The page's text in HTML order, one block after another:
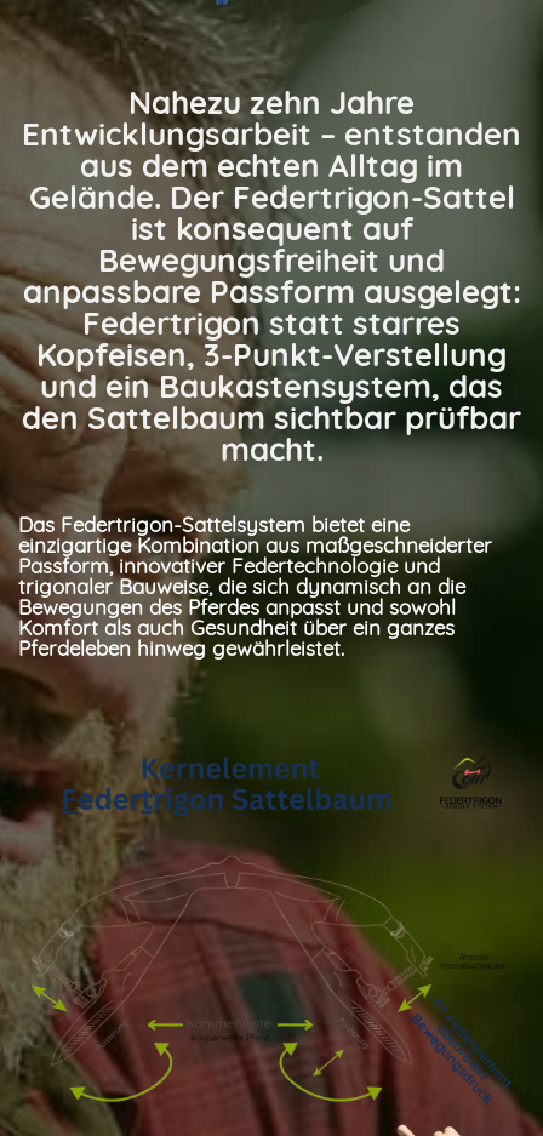
Nahezu zehn Jahre
Entwicklungsarbeit – entstanden
aus dem echten Alltag im
Gelände. Der Federtrigon-Sattel
ist konsequent auf
Bewegungsfreiheit und
anpassbare Passform ausgelegt:
Federtrigon statt starres
Kopfeisen, 3-Punkt-Verstellung
und ein Baukastensystem, das
den Sattelbaum sichtbar prüfbar
macht.
Das Federtrigon-Sattelsystem bietet eine
einzigartige Kombination aus maßgeschneiderter
Passform, innovativer Federtechnologie und
trigonaler Bauweise, die sich dynamisch an die
Bewegungen des Pferdes anpasst und sowohl
Komfort als auch Gesundheit über ein ganzes
Pferdeleben hinweg gewährleistet.